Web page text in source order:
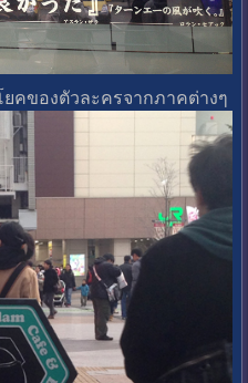
คของตัวละครจากภาคต่างๆ